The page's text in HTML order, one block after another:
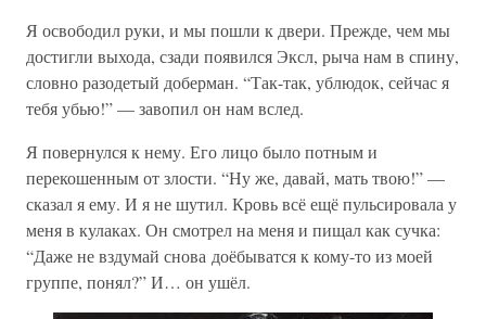
Я освободил руки, и мы пошли к двери. Прежде, чем мы
достигли выхода, сзади появился Эксл, рыча нам в спину,
словно разодетый доберман. “Так-так, ублюдок, сейчас я
тебя убью!” — завопил он нам вслед.
Я повернулся к нему. Его лицо было потным и
перекошенным от злости. “Ну же, давай, мать твою!” —
сказал я ему. И я не шутил. Кровь всё ещё пульсировала у
меня в кулаках. Он смотрел на меня и пищал как сучка:
“Даже не вздумай снова доёбыватся к кому-то из моей
группе, понял?” И… он ушёл.